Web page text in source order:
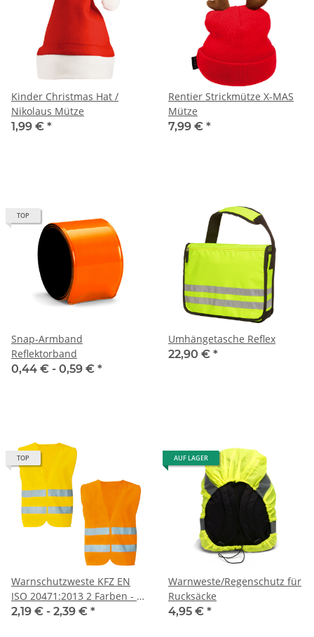
Kinder Christmas Hat /
Nikolaus Mütze
1,99 € *
Rentier Strickmütze X-MAS
Mütze
7,99 € *
TOP
Snap-Armband
Reflektorband
0,44 € - 0,59 € *
Umhängetasche Reflex
22,90 € *
TOP
Warnschutzweste KFZ EN
ISO 20471:2013 2 Farben - 3
Größen
2,19 € - 2,39 € *
AUF LAGER
Warnweste/Regenschutz für
Rucksäcke
4,95 € *